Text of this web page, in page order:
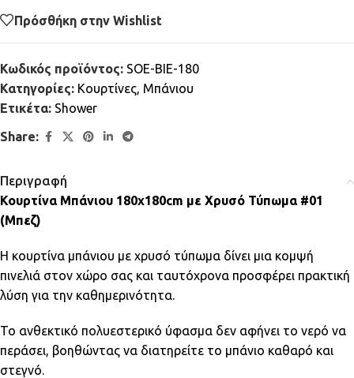
Πρόσθήκη στην Wishlist
Κωδικός προϊόντος: SOE-BIE-180
Κατηγορίες: Κουρτίνες, Μπάνιου
Ετικέτα: Shower
Share:
Περιγραφή
Κουρτίνα Μπάνιου 180x180cm με Χρυσό Τύπωμα #01
(Μπεζ)
Η κουρτίνα μπάνιου με χρυσό τύπωμα δίνει μια κομψή
πινελιά στον χώρο σας και ταυτόχρονα προσφέρει πρακτική
λύση για την καθημερινότητα.
Το ανθεκτικό πολυεστερικό ύφασμα δεν αφήνει το νερό να
περάσει, βοηθώντας να διατηρείτε το μπάνιο καθαρό και
στεγνό.